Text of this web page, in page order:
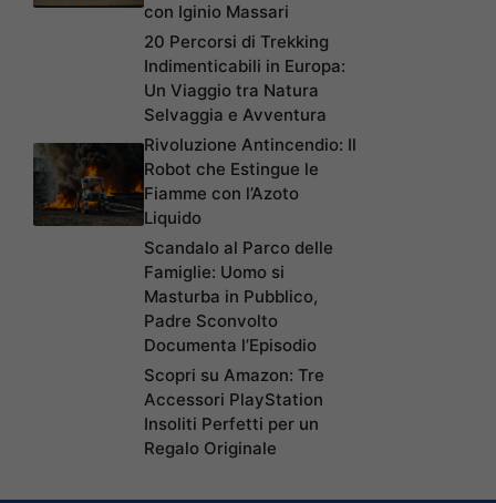
con Iginio Massari
20 Percorsi di Trekking
Indimenticabili in Europa:
Un Viaggio tra Natura
Selvaggia e Avventura
Rivoluzione Antincendio: Il
Robot che Estingue le
Fiamme con l’Azoto
Liquido
Scandalo al Parco delle
Famiglie: Uomo si
Masturba in Pubblico,
Padre Sconvolto
Documenta l’Episodio
Scopri su Amazon: Tre
Accessori PlayStation
Insoliti Perfetti per un
Regalo Originale